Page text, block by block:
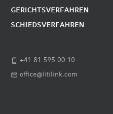
GERICHTSVERFAHREN
SCHIEDSVERFAHREN
+41 81 595 00 10
office@litilink.com